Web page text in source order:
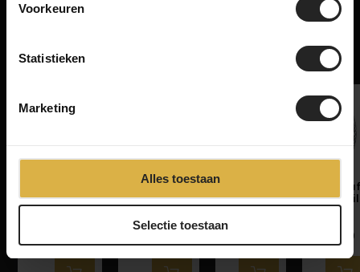
Voorkeuren
Statistieken
Marketing
Alles toestaan
Selectie toestaan
Direttissima
-
1,100
Trickstuff
Maxima -
Black/Black
Adapter
PM-PM
Disc
74.9